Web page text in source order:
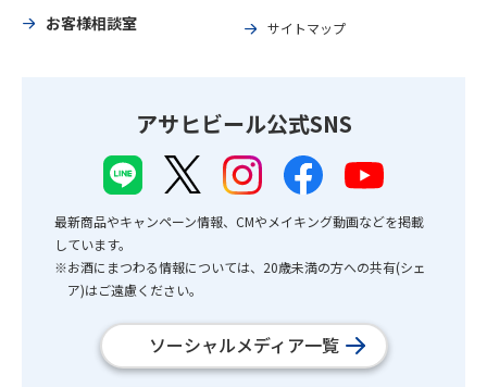
お客様相談室
サイトマップ
アサヒビール公式SNS
最新商品やキャンペーン情報、CMやメイキング動画などを掲載
しています。
※お酒にまつわる情報については、20歳未満の方への共有(シェ
ア)はご遠慮ください。
ソーシャルメディア一覧